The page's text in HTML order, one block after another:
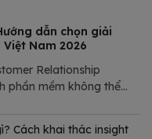
dẫn chọn giải
Nam 2026
Relationship
phần mềm không thể
phân tích chi tiết các
Cách khai thác insight